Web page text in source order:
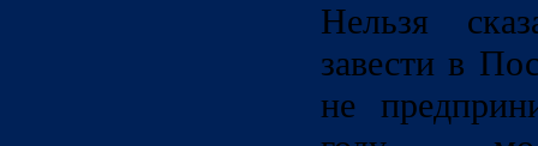
Нельзя
завести в
не